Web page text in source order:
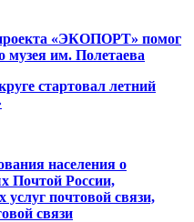
«ЭКОПОРТ» помог
музея им. Полетаева
стартовал летний
населения о
Почтой России,
услуг почтовой связи,
связи